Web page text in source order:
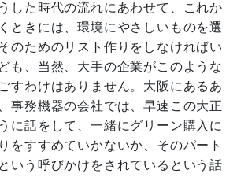
した時代の流れにあわせて、これか
ときには、環境にやさしいものを選
のためのリスト作りをしなければい
も、当然、大手の企業がこのような
すわけはありません。大阪にあるあ
事務機器の会社では、早速この大正
に話をして、一緒にグリーン購入に
をすすめていかないか、そのパート
いう呼びかけをされているという話